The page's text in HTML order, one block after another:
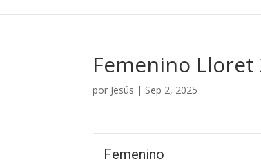
Femenino Lloret
por Jesús | Sep 2, 2025
Femenino